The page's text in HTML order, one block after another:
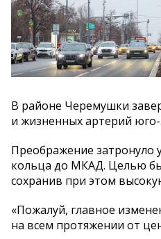
В районе Черемушки
и жизненных артерий
Преображение затронуло
кольца до МКАД. Целью
сохранив при этом
«Пожалуй, главное
на всем протяжении от